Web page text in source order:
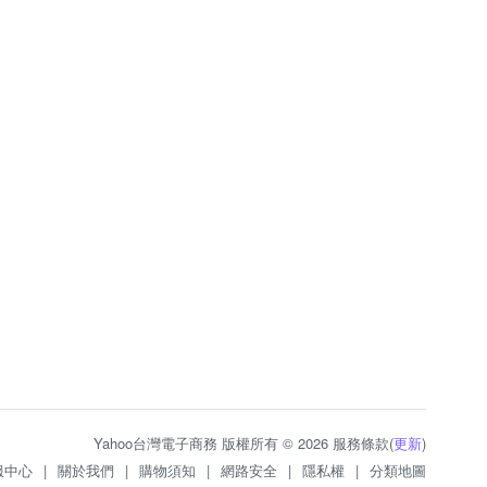
Yahoo台灣電子商務 版權所有 © 2026 服務條款(更新)
中心 | 關於我們 | 購物須知 | 網路安全 | 隱私權 | 分類地圖